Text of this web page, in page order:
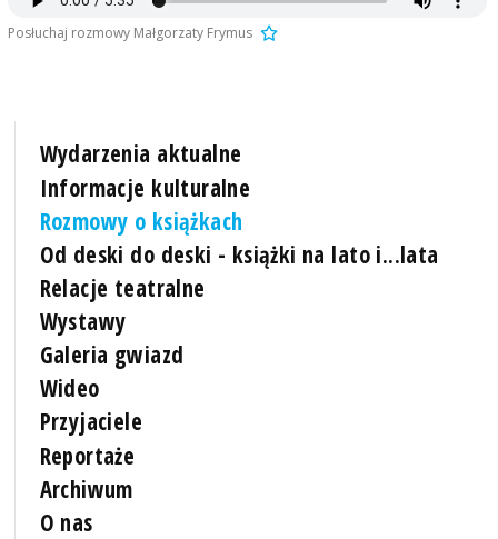
Posłuchaj rozmowy Małgorzaty Frymus
Wydarzenia aktualne
Informacje kulturalne
Rozmowy o książkach
Od deski do deski - książki na lato i...lata
Relacje teatralne
Wystawy
Galeria gwiazd
Wideo
Przyjaciele
Reportaże
Archiwum
O nas